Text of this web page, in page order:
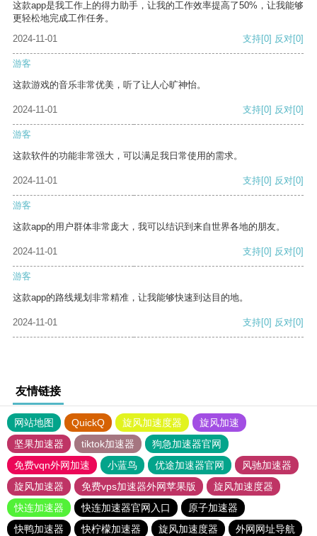
这款app是我工作上的得力助手，让我的工作效率提高了50%，让我能够
更轻松地完成工作任务。
2024-11-01
支持[0] 反对[0]
游客
这款游戏的音乐非常优美，听了让人心旷神怡。
2024-11-01 支持[0] 反对[0]
游客
这款软件的功能非常强大，可以满足我日常使用的需求。
2024-11-01 支持[0] 反对[0]
游客
这款app的用户群体非常庞大，我可以结识到来自世界各地的朋友。
2024-11-01 支持[0] 反对[0]
游客
这款app的路线规划非常精准，让我能够快速到达目的地。
2024-11-01 支持[0] 反对[0]
友情链接
网站地图 QuickQ 旋风加速度器
旋风加速
坚果加速器
tiktok加速器
狗急加速器官网
免费vqn外网加速
小蓝鸟 优途加速器官网
风驰加速器
旋风加速器
免费vps加速器外网苹果版
旋风加速度器
快连加速器
快连加速器官网入口
原子加速器
快鸭加速器
快柠檬加速器 旋风加速度器 外网网址导航